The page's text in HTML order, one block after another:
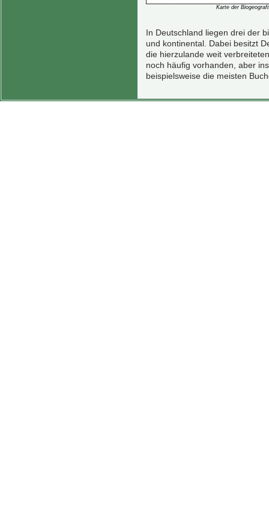
Karte der
In Deutschland liegen drei der
und kontinental. Dabei besitzt
die hierzulande weit
noch häufig vorhanden, aber
beispielsweise die meisten